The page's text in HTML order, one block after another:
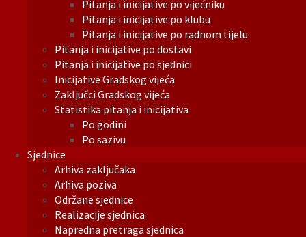
Pitanja i inicijative po vijećniku
Pitanja i inicijative po klubu
Pitanja i inicijative po radnom tijelu
Pitanja i inicijative po dostavi
Pitanja i inicijative po sjednici
Inicijative Gradskog vijeća
Zaključci Gradskog vijeća
Statistika pitanja i inicijativa
Po godini
Po sazivu
Sjednice
Arhiva zaključaka
Arhiva poziva
Održane sjednice
Realizacije sjednica
Napredna pretraga sjednica